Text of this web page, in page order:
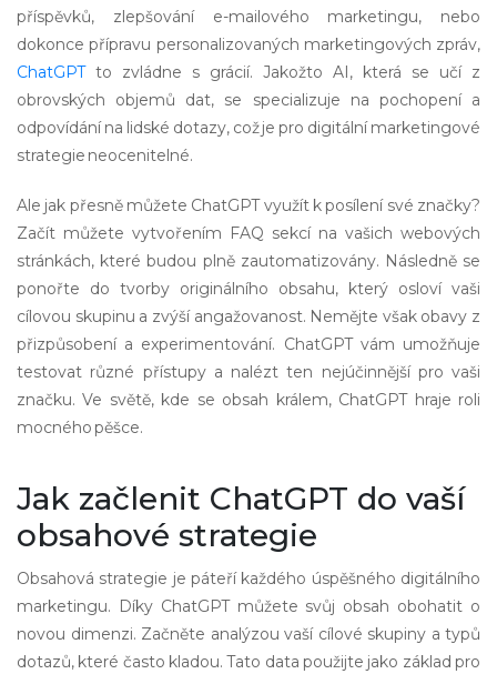
příspěvků, zlepšování e-mailového marketingu, nebo
dokonce přípravu personalizovaných marketingových zpráv,
ChatGPTto zvládne s grácií. Jakožto AI, která se učí z
obrovských objemů dat, se specializuje na pochopení a
odpovídání na lidské dotazy, což je pro digitální marketingové
strategie neocenitelné.
Ale jak přesně můžete ChatGPT využít k posílení své značky?
Začít můžete vytvořením FAQ sekcí na vašich webových
stránkách, které budou plně zautomatizovány. Následně se
ponořte do tvorby originálního obsahu, který osloví vaši
cílovou skupinu a zvýší angažovanost. Nemějte však obavy z
přizpůsobení a experimentování. ChatGPT vám umožňuje
testovat různé přístupy a nalézt ten nejúčinnější pro vaši
značku. Ve světě, kde se obsah králem, ChatGPT hraje roli
mocného pěšce.
Jak začlenit ChatGPT do vaší
obsahové strategie
Obsahová strategie je páteří každého úspěšného digitálního
marketingu. Díky ChatGPT můžete svůj obsah obohatit o
novou dimenzi. Začněte analýzou vaší cílové skupiny a typů
dotazů, které často kladou. Tato data použijte jako základ pro